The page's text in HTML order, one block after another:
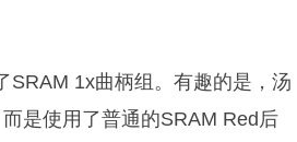
SRAM 1x曲柄组。有趣的是，汤
是使用了普通的SRAM Red后